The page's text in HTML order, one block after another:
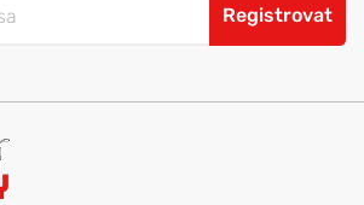
Registrovat